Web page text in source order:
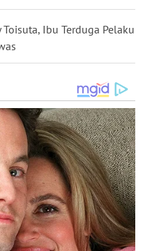
Ibu Terduga Pelaku